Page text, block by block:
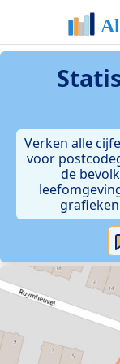
Verken alle
voor
de